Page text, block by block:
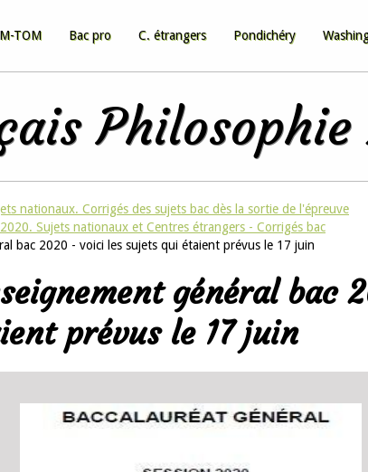
TOM Bac pro C. étrangers Pondichéry
Philosophie
nationaux. Corrigés des sujets bac dès la sortie de l'épreuve
Sujets nationaux et Centres étrangers - Corrigés bac
bac 2020 - voici les sujets qui étaient prévus le 17 juin
général bac
prévus le 17 juin